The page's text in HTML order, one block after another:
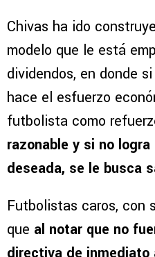
Chivas ha ido
modelo que le está
dividendos, en donde
hace el esfuerzo
futbolista como
razonable y si no
deseada, se le busca
Futbolistas caros, con
que al notar que no